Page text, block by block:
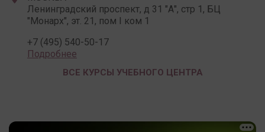
Ленинградский проспект, д 31 "А", стр 1, БЦ
"Монарх", эт. 21, пом I ком 1
+7 (495) 540-50-17
Подробнее
ВСЕ КУРСЫ УЧЕБНОГО ЦЕНТРА